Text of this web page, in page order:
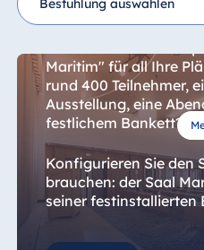
Resort & Spa
Das multifunktionale
Maritim" für all Ihre
rund 400 Teilnehmer,
Ausstellung, eine
festlichem Bankett?
Konfigurieren Sie den
brauchen: der Saal
seiner festinstallierten
4 m), flexiblen
in Maritim I, II und III)